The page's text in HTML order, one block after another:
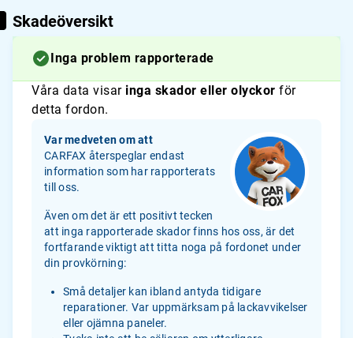
Skadeöversikt
Inga problem rapporterade
Våra data visar inga skador eller olyckor för
detta fordon.
Var medveten om att
CARFAX återspeglar endast
information som har rapporterats
till oss.
Även om det är ett positivt tecken
att inga rapporterade skador finns hos oss, är det
fortfarande viktigt att titta noga på fordonet under
din provkörning:
Små detaljer kan ibland antyda tidigare
reparationer. Var uppmärksam på lackavvikelser
eller ojämna paneler.